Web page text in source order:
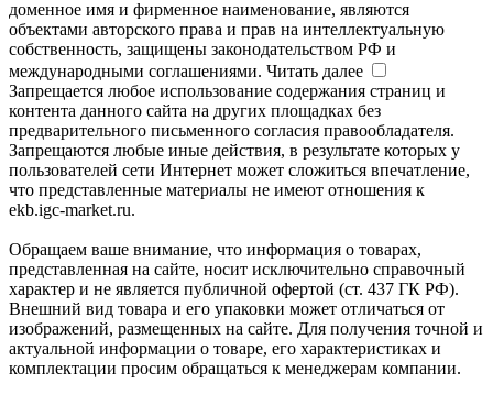
доменное имя и фирменное наименование, являются
объектами авторского права и прав на интеллектуальную
собственность, защищены законодательством РФ и
международными соглашениями. Читать далее
Запрещается любое использование содержания страниц и
контента данного сайта на других площадках без
предварительного письменного согласия правообладателя.
Запрещаются любые иные действия, в результате которых у
пользователей сети Интернет может сложиться впечатление,
что представленные материалы не имеют отношения к
ekb.igc-market.ru.
Обращаем ваше внимание, что информация о товарах,
представленная на сайте, носит исключительно справочный
характер и не является публичной офертой (ст. 437 ГК РФ).
Внешний вид товара и его упаковки может отличаться от
изображений, размещенных на сайте. Для получения точной и
актуальной информации о товаре, его характеристиках и
комплектации просим обращаться к менеджерам компании.